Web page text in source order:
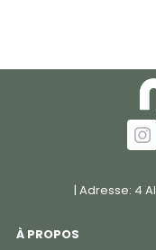
| Adresse: 4
À PROPOS